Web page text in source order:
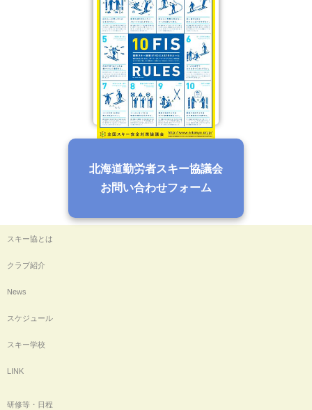
北海道勤労者スキー協議会
お問い合わせフォーム
スキー協とは
クラブ紹介
News
スケジュール
スキー学校
LINK
研修等・日程